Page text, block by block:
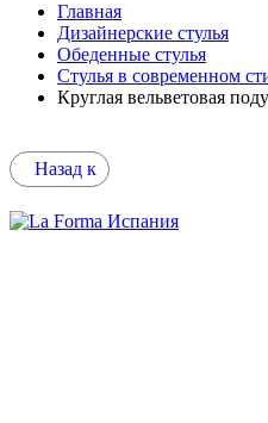
Главная
Дизайнерские стулья
Обеденные стулья
Стулья в современном
Круглая вельветовая
Назад к